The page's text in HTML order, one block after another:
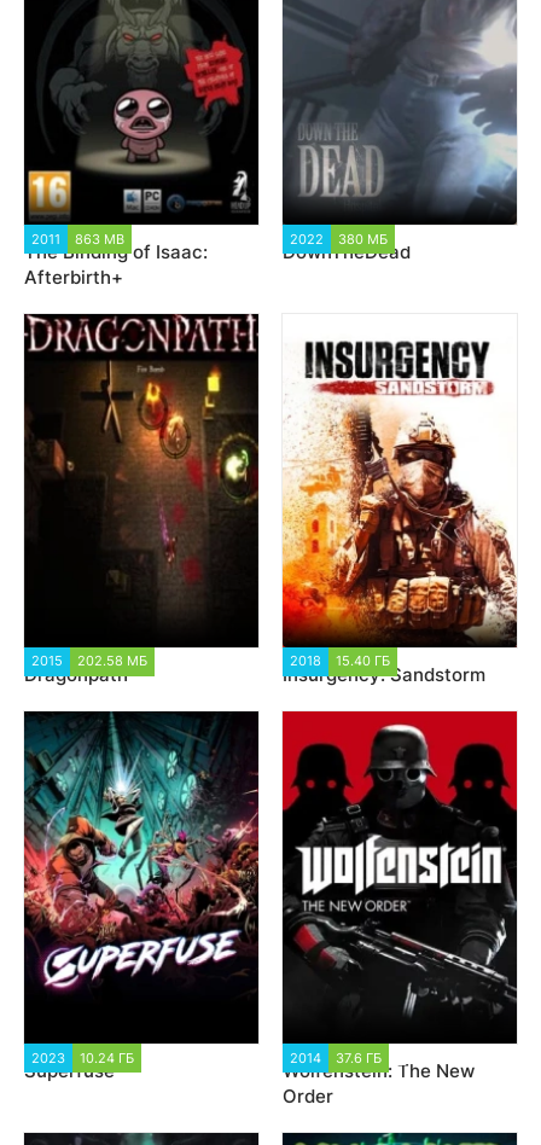
2011 863 MB
The Binding of Isaac:
Afterbirth+
2022 380 МБ
DownTheDead
2015 202.58 МБ
Dragonpath
2018 15.40 ГБ
Insurgency: Sandstorm
2023 10.24 ГБ
Superfuse
2014 37.6 ГБ
Wolfenstein: The New
Order